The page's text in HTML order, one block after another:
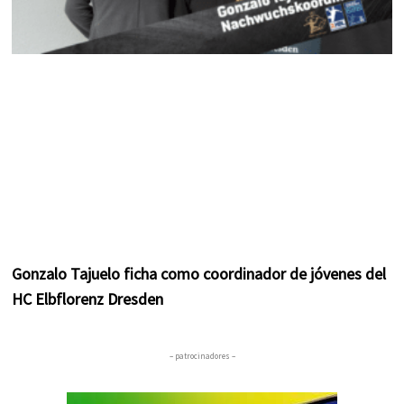
Gonzalo Tajuelo ficha como coordinador de jóvenes del
HC Elbflorenz Dresden
– patrocinadores –